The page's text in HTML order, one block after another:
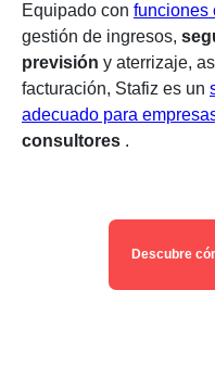
Equipado con funciones
gestión de ingresos,
previsión y aterrizaje,
facturación, Stafiz es un
adecuado para
consultores .
Descubre